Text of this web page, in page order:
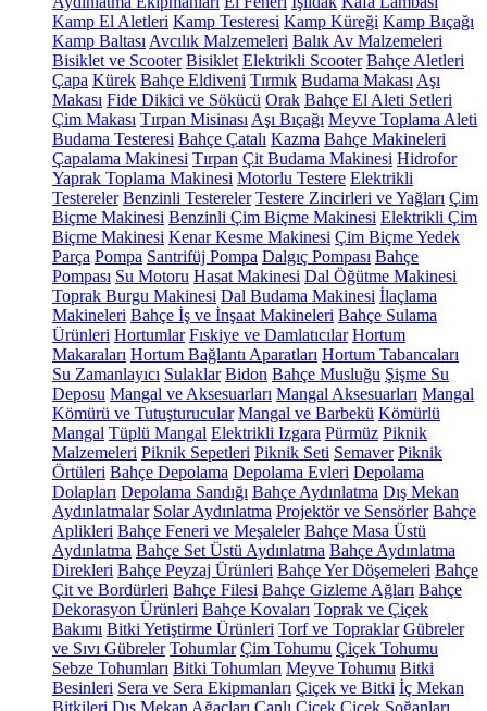
Kamp El Aletleri Kamp Testeresi Kamp Küreği Kamp Bıçağı
Kamp Baltası Avcılık Malzemeleri Balık Av Malzemeleri
Bisiklet ve Scooter Bisiklet Elektrikli Scooter Bahçe Aletleri
Çapa Kürek Bahçe Eldiveni Tırmık Budama Makası Aşı
Makası Fide Dikici ve Sökücü Orak Bahçe El Aleti Setleri
Çim Makası Tırpan Misinası Aşı Bıçağı Meyve Toplama Aleti
Budama Testeresi Bahçe Çatalı Kazma Bahçe Makineleri
Çapalama Makinesi Tırpan Çit Budama Makinesi Hidrofor
Yaprak Toplama Makinesi Motorlu Testere Elektrikli
Testereler Benzinli Testereler Testere Zincirleri ve Yağları Çim
Biçme Makinesi Benzinli Çim Biçme Makinesi Elektrikli Çim
Biçme Makinesi Kenar Kesme Makinesi Çim Biçme Yedek
Parça Pompa Santrifüj Pompa Dalgıç Pompası Bahçe
Pompası Su Motoru Hasat Makinesi Dal Öğütme Makinesi
Toprak Burgu Makinesi Dal Budama Makinesi İlaçlama
Makineleri Bahçe İş ve İnşaat Makineleri Bahçe Sulama
Ürünleri Hortumlar Fıskiye ve Damlatıcılar Hortum
Makaraları Hortum Bağlantı Aparatları Hortum Tabancaları
Su Zamanlayıcı Sulaklar Bidon Bahçe Musluğu Şişme Su
Deposu Mangal ve Aksesuarları Mangal Aksesuarları Mangal
Kömürü ve Tutuşturucular Mangal ve Barbekü Kömürlü
Mangal Tüplü Mangal Elektrikli Izgara Pürmüz Piknik
Malzemeleri Piknik Sepetleri Piknik Seti Semaver Piknik
Örtüleri Bahçe Depolama Depolama Evleri Depolama
Dolapları Depolama Sandığı Bahçe Aydınlatma Dış Mekan
Aydınlatmalar Solar Aydınlatma Projektör ve Sensörler Bahçe
Aplikleri Bahçe Feneri ve Meşaleler Bahçe Masa Üstü
Aydınlatma Bahçe Set Üstü Aydınlatma Bahçe Aydınlatma
Direkleri Bahçe Peyzaj Ürünleri Bahçe Yer Döşemeleri Bahçe
Çit ve Bordürleri Bahçe Filesi Bahçe Gizleme Ağları Bahçe
Dekorasyon Ürünleri Bahçe Kovaları Toprak ve Çiçek
Bakımı Bitki Yetiştirme Ürünleri Torf ve Topraklar Gübreler
ve Sıvı Gübreler Tohumlar Çim Tohumu Çiçek Tohumu
Sebze Tohumları Bitki Tohumları Meyve Tohumu Bitki
Besinleri Sera ve Sera Ekipmanları Çiçek ve Bitki İç Mekan
Bitkileri Dış Mekan Ağaçları Canlı Çiçek Çiçek Soğanları